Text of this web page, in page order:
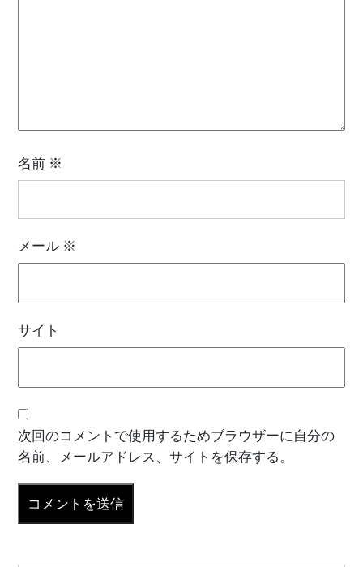
名前 ※
メール ※
サイト
次回のコメントで使用するためブラウザーに自分の
名前、メールアドレス、サイトを保存する。